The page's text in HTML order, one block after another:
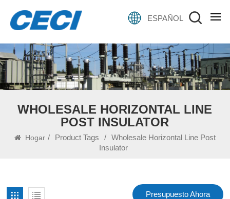
ESPAÑOL
WHOLESALE HORIZONTAL LINE
POST INSULATOR
Hogar / Product Tags / Wholesale Horizontal Line Post
Insulator
Presupuesto Ahora